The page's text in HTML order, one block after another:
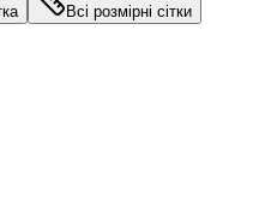
Всі розмірні сітки